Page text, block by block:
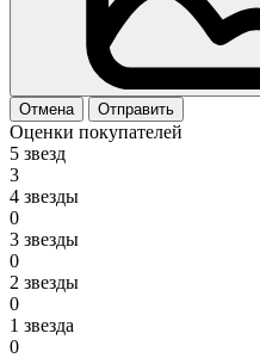
Отмена Отправить
Оценки покупателей
5 звезд
3
4 звезды
0
3 звезды
0
2 звезды
0
1 звезда
0